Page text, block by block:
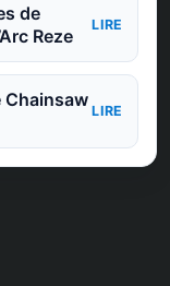
de
Reze
LIRE
Chainsaw
LIRE